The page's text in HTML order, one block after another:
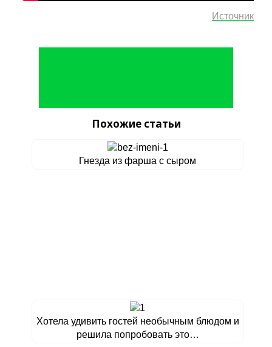
Источник
Похожие статьи
Гнезда из фарша с сыром
Хотела удивить гостей необычным блюдом и
решила попробовать это…